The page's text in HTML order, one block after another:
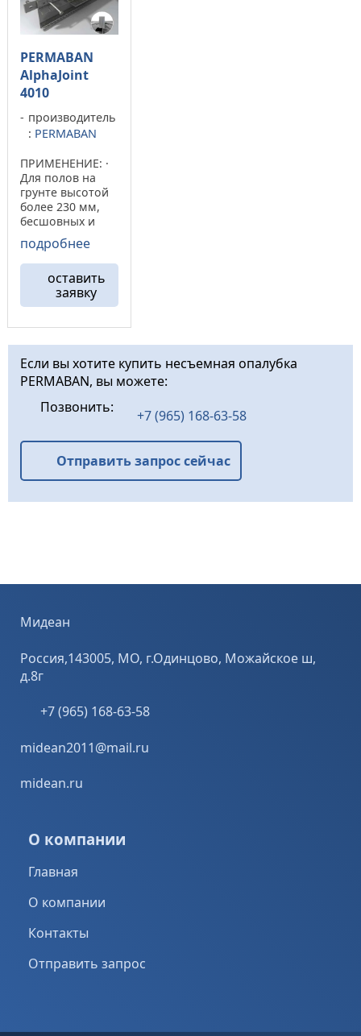
PERMABAN
AlphaJoint
4010
производитель
: PERMABAN
ПРИМЕНЕНИЕ: ·
Для полов на
грунте высотой
более 230 мм,
бесшовных и
раздельных,
армированных
стальными
прутьями или
сеткой, либо
установленных
подвергающихся
большим
раскрытии
ого ...
подробнее
оставить
заявку
Если вы хотите купить несъемная опалубка
PERMABAN, вы можете:
Позвонить:
+7 (965) 168-63-58
Отправить запрос сейчас
Мидеан
Россия,143005, МО, г.Одинцово, Можайское ш,
д.8г
+7 (965) 168-63-58
midean2011@mail.ru
midean.ru
О компании
Главная
О компании
Контакты
Отправить запрос